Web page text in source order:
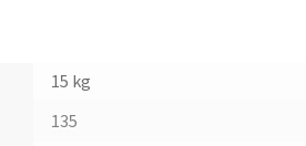
15 kg
135